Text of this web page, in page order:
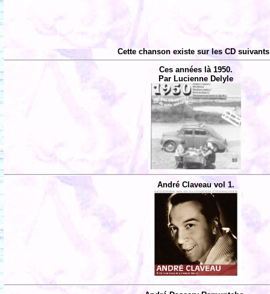
Cette chanson existe sur les CD
Ces années là 1950.
Par Lucienne Delyle
André Claveau vol 1.